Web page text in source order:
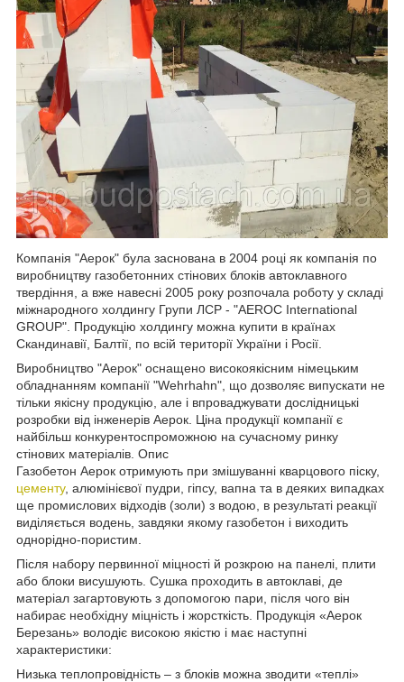
Компанія "Аерок" була заснована в 2004 році як компанія по
виробництву газобетонних стінових блоків автоклавного
твердіння, а вже навесні 2005 року розпочала роботу у складі
міжнародного холдингу Групи ЛСР - "AEROC International
GROUP". Продукцію холдингу можна купити в країнах
Скандинавії, Балтії, по всій території України і Росії.
Виробництво "Аерок" оснащено високоякісним німецьким
обладнанням компанії "Wehrhahn", що дозволяє випускати не
тільки якісну продукцію, але і впроваджувати дослідницькі
розробки від інженерів Аерок. Ціна продукції компанії є
найбільш конкурентоспроможною на сучасному ринку
стінових матеріалів. Опис
Газобетон Аерок отримують при змішуванні кварцового піску,
цементу, алюмінієвої пудри, гіпсу, вапна та в деяких випадках
ще промислових відходів (золи) з водою, в результаті реакції
виділяється водень, завдяки якому газобетон і виходить
однорідно-пористим.
Після набору первинної міцності й розкрою на панелі, плити
або блоки висушують. Сушка проходить в автоклаві, де
матеріал загартовують з допомогою пари, після чого він
набирає необхідну міцність і жорсткість. Продукція «Аерок
Березань» володіє високою якістю і має наступні
характеристики:
Низька теплопровідність – з блоків можна зводити «теплі»